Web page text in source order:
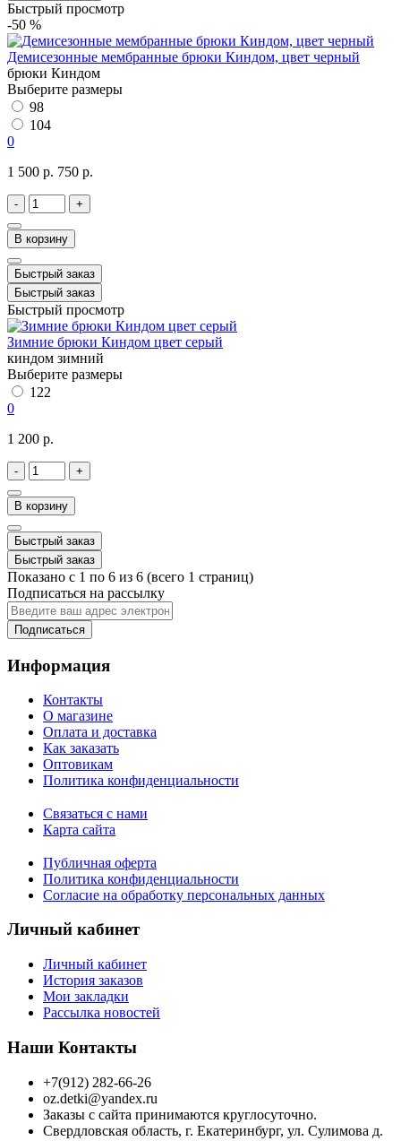
Быстрый просмотр
-50 %
Демисезонные мембранные брюки Киндом, цвет черный
брюки Киндом
Выберите размеры
98
104
0
1 500 р. 750 р.
- +
В корзину
Быстрый заказ
Быстрый заказ
Быстрый просмотр
Зимние брюки Киндом цвет серый
киндом зимний
Выберите размеры
122
0
1 200 р.
- +
В корзину
Быстрый заказ
Быстрый заказ
Показано с 1 по 6 из 6 (всего 1 страниц)
Подписаться на рассылку
Подписаться
Информация
Контакты
О магазине
Оплата и доставка
Как заказать
Оптовикам
Политика конфиденциальности
Связаться с нами
Карта сайта
Публичная оферта
Политика конфиденциальности
Согласие на обработку персональных данных
Личный кабинет
Личный кабинет
История заказов
Мои закладки
Рассылка новостей
Наши Контакты
+7(912) 282-66-26
oz.detki@yandex.ru
Заказы с сайта принимаются круглосуточно.
Свердловская область, г. Екатеринбург, ул. Сулимова д.